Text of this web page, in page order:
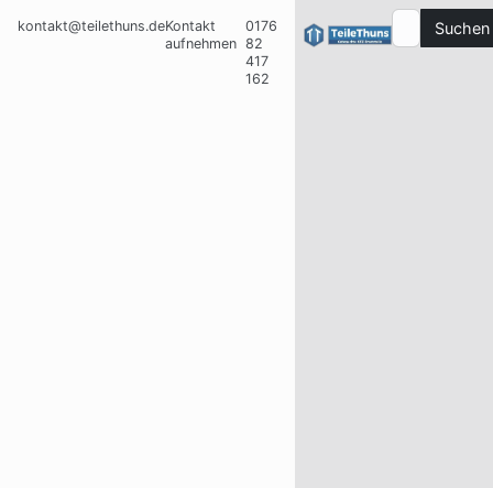
kontakt@teilethuns.deKontakt
aufnehmen
0176
82
417
162
Suchen